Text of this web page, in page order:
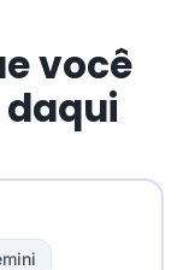
você